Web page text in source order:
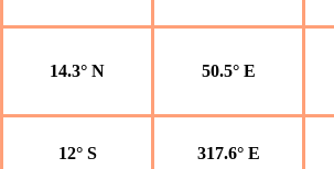
14.3° N 50.5° E
12° S 317.6° E